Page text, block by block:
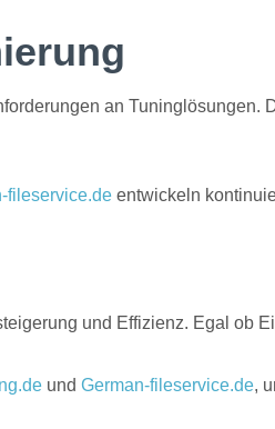
an
fileservice.de entwickeln
und Effizienz. Egal ob
und German-fileservice.de,